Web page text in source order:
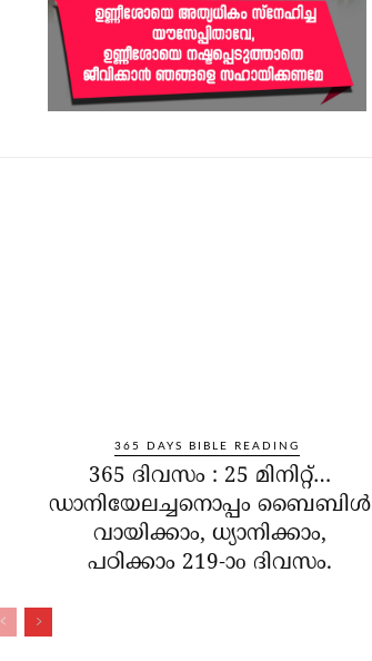
365 DAYS BIBLE READING
365 ദിവസം : 25 മിനിറ്റ്…
ഡാനിയേലച്ചനൊപ്പം ബൈബിൾ
വായിക്കാം, ധ്യാനിക്കാം,
പഠിക്കാം 219-ാo ദിവസം.